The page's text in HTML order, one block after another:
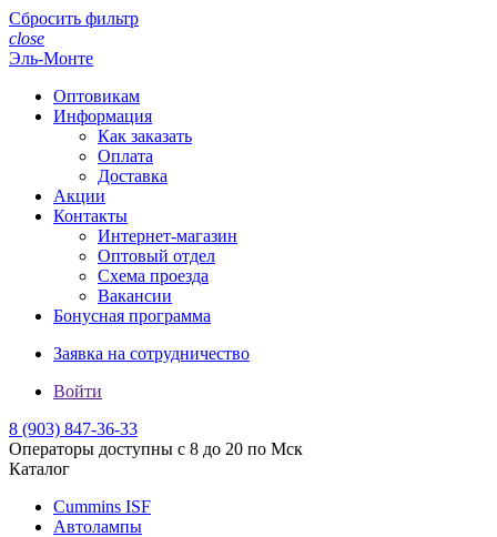
Сбросить фильтр
close
Эль-Монте
Оптовикам
Информация
Как заказать
Оплата
Доставка
Акции
Контакты
Интернет-магазин
Оптовый отдел
Схема проезда
Вакансии
Бонусная программа
Заявка на сотрудничество
Войти
8 (903) 847-36-33
Операторы доступны с 8 до 20 по Мск
Каталог
Cummins ISF
Автолампы